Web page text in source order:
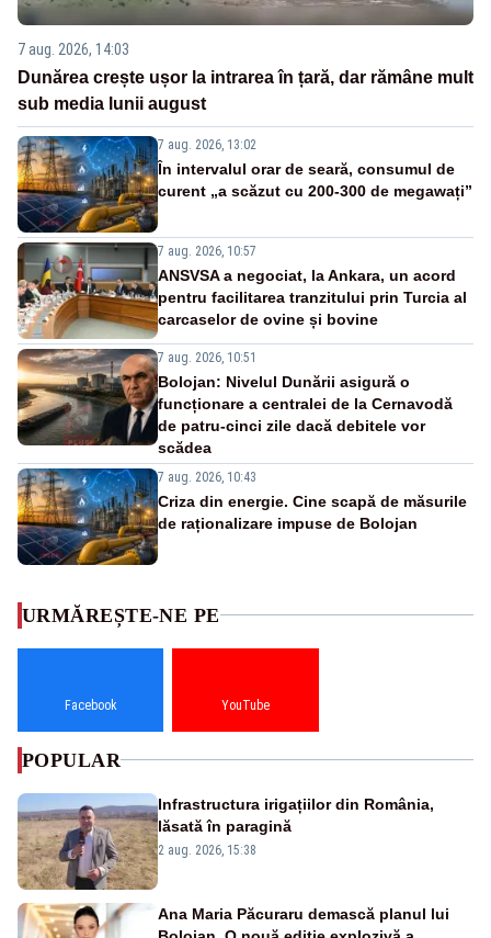
7 aug. 2026, 14:03
Dunărea crește ușor la intrarea în țară, dar rămâne mult
sub media lunii august
7 aug. 2026, 13:02
În intervalul orar de seară, consumul de
curent „a scăzut cu 200-300 de megawați”
7 aug. 2026, 10:57
ANSVSA a negociat, la Ankara, un acord
pentru facilitarea tranzitului prin Turcia al
carcaselor de ovine și bovine
7 aug. 2026, 10:51
Bolojan: Nivelul Dunării asigură o
funcționare a centralei de la Cernavodă
de patru-cinci zile dacă debitele vor
scădea
7 aug. 2026, 10:43
Criza din energie. Cine scapă de măsurile
de raționalizare impuse de Bolojan
URMĂREȘTE-NE PE
Facebook YouTube
POPULAR
Infrastructura irigațiilor din România,
lăsată în paragină
2 aug. 2026, 15:38
Ana Maria Păcuraru demască planul lui